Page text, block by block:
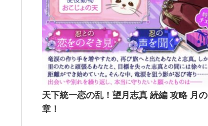
天下統一恋の乱！望月志真 続編 攻略 月の
章！